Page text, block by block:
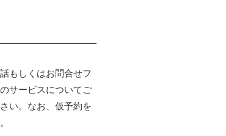
もしくはお問合せフ
サービスについてご
い。なお、仮予約を